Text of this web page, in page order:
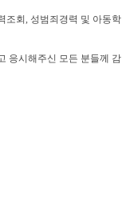
조회, 성범죄경력 및 아동학
응시해주신 모든 분들께 감